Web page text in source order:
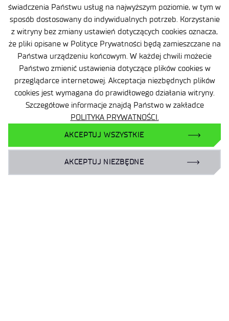
świadczenia Państwu usług na najwyższym poziomie, w tym w
sposób dostosowany do indywidualnych potrzeb. Korzystanie
z witryny bez zmiany ustawień dotyczących cookies oznacza,
że pliki opisane w Polityce Prywatności będą zamieszczane na
Państwa urządzeniu końcowym. W każdej chwili możecie
Państwo zmienić ustawienia dotyczące plików cookies w
przeglądarce internetowej. Akceptacja niezbędnych plików
cookies jest wymagana do prawidłowego działania witryny.
Szczegółowe informacje znajdą Państwo w zakładce
POLITYKA PRYWATNOŚCI.
AKCEPTUJ WSZYSTKIE
AKCEPTUJ NIEZBĘDNE
Brak opublikowanego wyniku naboru.
APLIKUJ TERAZ
POWRÓT DO LISTY OFERT
PRZEJDŹ DO LISTY WYNIKÓW
NABORÓW